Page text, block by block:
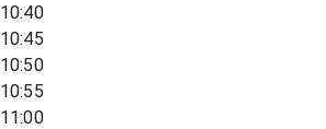
10:40
10:45
10:50
10:55
11:00